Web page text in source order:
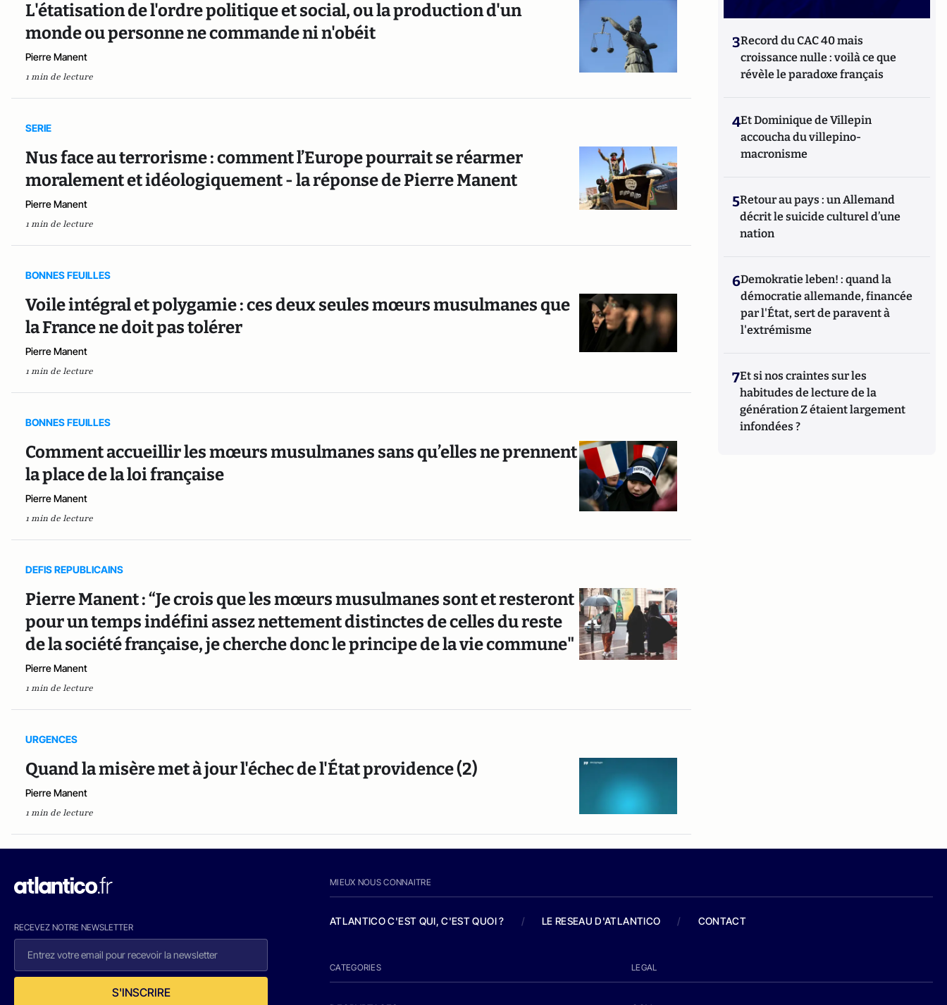
L'étatisation de l'ordre politique et social, ou la production d'un
monde ou personne ne commande ni n'obéit
Pierre Manent
1 min de lecture
SERIE
Nus face au terrorisme : comment l’Europe pourrait se réarmer
moralement et idéologiquement - la réponse de Pierre Manent
Pierre Manent
1 min de lecture
BONNES FEUILLES
Voile intégral et polygamie : ces deux seules mœurs musulmanes que
la France ne doit pas tolérer
Pierre Manent
1 min de lecture
BONNES FEUILLES
Comment accueillir les mœurs musulmanes sans qu’elles ne prennent
la place de la loi française
Pierre Manent
1 min de lecture
DEFIS REPUBLICAINS
Pierre Manent : “Je crois que les mœurs musulmanes sont et resteront
pour un temps indéfini assez nettement distinctes de celles du reste
de la société française, je cherche donc le principe de la vie commune"
Pierre Manent
1 min de lecture
URGENCES
Quand la misère met à jour l'échec de l'État providence (2)
Pierre Manent
1 min de lecture
3Record du CAC 40 mais
croissance nulle : voilà ce que
révèle le paradoxe français
4Et Dominique de Villepin
accoucha du villepino-
macronisme
5Retour au pays : un Allemand
décrit le suicide culturel d’une
nation
6Demokratie leben! : quand la
démocratie allemande, financée
par l'État, sert de paravent à
l'extrémisme
7Et si nos craintes sur les
habitudes de lecture de la
génération Z étaient largement
infondées ?
RECEVEZ NOTRE NEWSLETTER
S'INSCRIRE
MIEUX NOUS CONNAITRE
ATLANTICO C'EST QUI, C'EST QUOI ? / LE RESEAU D'ATLANTICO / CONTACT
CATEGORIES LEGAL